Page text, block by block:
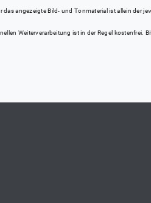
angezeigte Bild- und Tonmaterial ist allein der
Weiterverarbeitung ist in der Regel kostenfrei.